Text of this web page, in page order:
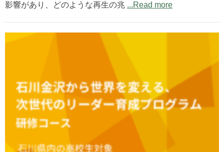
影響があり、どのような再生の兆 ...Read more